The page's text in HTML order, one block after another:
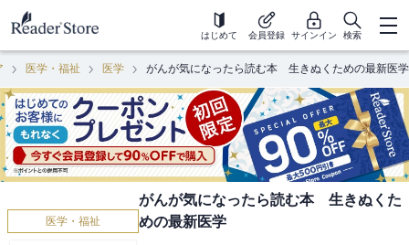
はじめて 会員登録 サインイン 検索
医学・福祉 医学 がんが気になったら読む本 生きぬくための最新医学
医学・福祉
がんが気になったら読む本 生きぬくた
めの最新医学